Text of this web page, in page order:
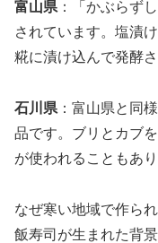
富山県 ：「かぶらず
されています。塩漬
糀に漬け込んで発酵
石川県 ：富山県と同
品です。ブリとカブ
が使われることもあり
なぜ寒い地域で作ら
飯寿司が生まれた背